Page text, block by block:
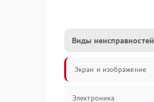
Виды неисправностей
Экран и изображение
Электроника